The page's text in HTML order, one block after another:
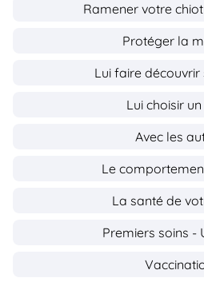
Ramener votre
Protéger la
Lui faire
Lui choisir
Avec les
Le
La santé de
Premiers soins -